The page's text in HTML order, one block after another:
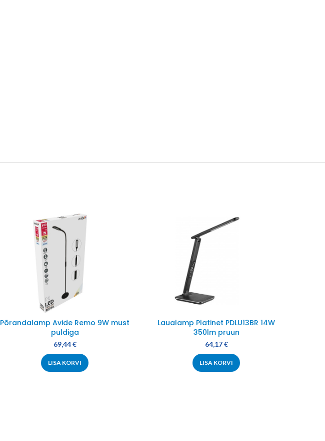
Põrandalamp Avide Remo 9W must
puldiga
69,44€
LISA KORVI
Laualamp Platinet PDLU13BR 14W
350lm pruun
64,17€
LISA KORVI